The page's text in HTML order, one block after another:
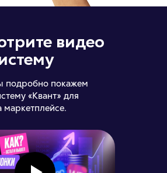
видео
подробно покажем
«Квант» для
маркетплейсе.